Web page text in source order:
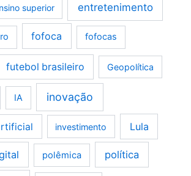
superior entretenimento
fofoca fofocas
futebol brasileiro Geopolítica
IA inovação
investimento Lula
polêmica política